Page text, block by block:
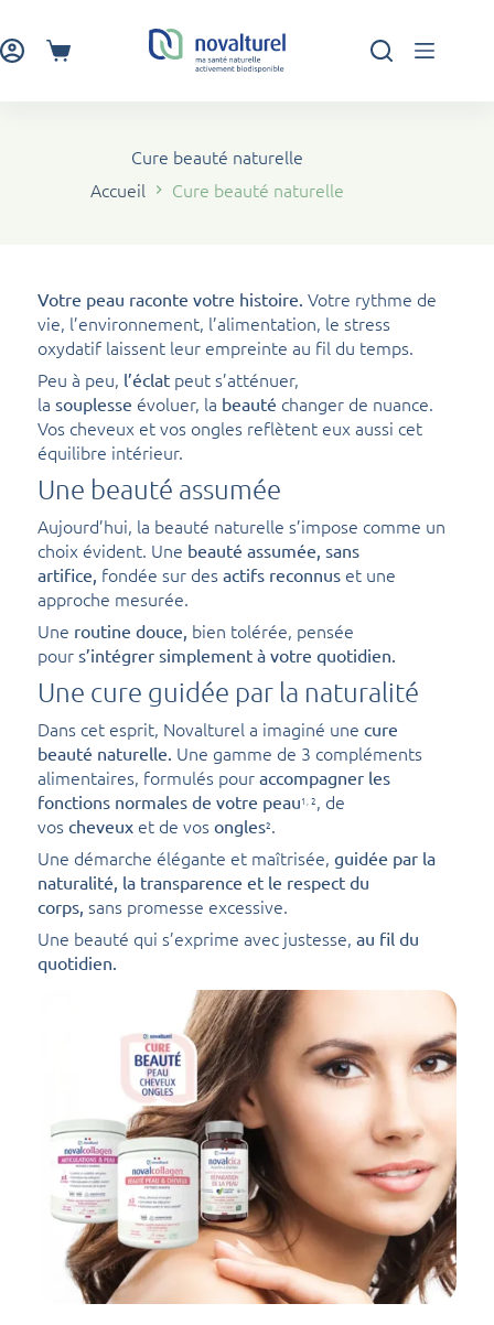
au
contenuPanier
Cure beauté naturelle
Accueil
Cure beauté naturelle
Votre peau raconte votre histoire. Votre rythme de
vie, l’environnement, l’alimentation, le stress
oxydatif laissent leur empreinte au fil du temps.
Peu à peu, l’éclat peut s’atténuer,
la souplesse évoluer, la beauté changer de nuance.
Vos cheveux et vos ongles reflètent eux aussi cet
équilibre intérieur.
Une beauté assumée
Aujourd’hui, la beauté naturelle s’impose comme un
choix évident. Une beauté assumée, sans
artifice, fondée sur des actifs reconnus et une
approche mesurée.
Une routine douce, bien tolérée, pensée
pour s’intégrer simplement à votre quotidien.
Une cure guidée par la naturalité
Dans cet esprit, Novalturel a imaginé une cure
beauté naturelle. Une gamme de 3 compléments
alimentaires, formulés pour accompagner les
fonctions normales de votre peau1, 2, de
vos cheveux et de vos ongles2.
Une démarche élégante et maîtrisée, guidée par la
naturalité, la transparence et le respect du
corps, sans promesse excessive.
Une beauté qui s’exprime avec justesse, au fil du
quotidien.